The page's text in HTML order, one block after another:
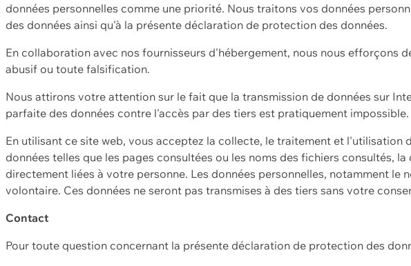
données personnelles comme une priorité. Nous traitons vos données
des données ainsi qu'à la présente déclaration de protection des données.
En collaboration avec nos fournisseurs d'hébergement, nous nous efforçons
abusif ou toute falsification.
Nous attirons votre attention sur le fait que la transmission de données sur
parfaite des données contre l'accès par des tiers est pratiquement impossible.
En utilisant ce site web, vous acceptez la collecte, le traitement et
données telles que les pages consultées ou les noms des fichiers consultés,
directement liées à votre personne. Les données personnelles, notamment le
volontaire. Ces données ne seront pas transmises à des tiers sans votre
Contact
Pour toute question concernant la présente déclaration de protection des